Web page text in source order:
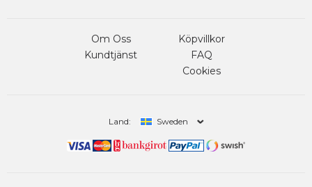
Om Oss
Kundtjänst
Köpvillkor
FAQ
Cookies
Land: Sweden